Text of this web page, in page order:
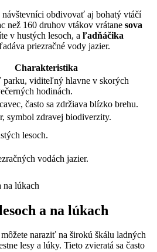
obdivovať ⁤aj bohatý vtáčí
než 160 ‍druhov vtákov vrátane sova
v hustých ‌lesoch, a ľadňáčika
priezračné vody jazier.
Charakteristika
viditeľný ‌hlavne v skorých
hodinách.
často sa zdržiava blízko brehu.
‌symbol zdravej⁣ biodiverzity.
lesoch.
vodách ‍jazier.
‌a ⁢na lúkach
naraziť na širokú škálu ladných
lesy a lúky. Tieto zvieratá​ sa často